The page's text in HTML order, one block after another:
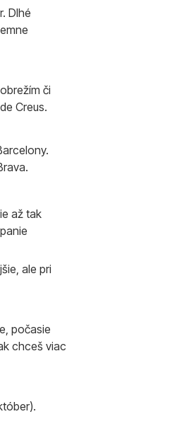
Dlhé
či
Creus.
až tak
ale pri
počasie
chceš viac